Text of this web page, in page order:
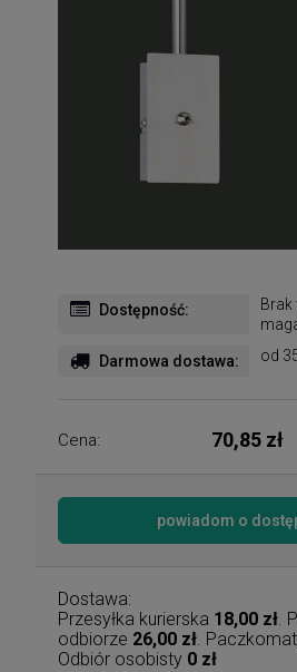
Dostępność:
Brak
Darmowa dostawa: od
Cena: 70,85 zł
powiadom o
Dostawa:
Przesyłka kurierska 18,00 zł.
odbiorze 26,00 zł.
Odbiór osobisty 0 zł